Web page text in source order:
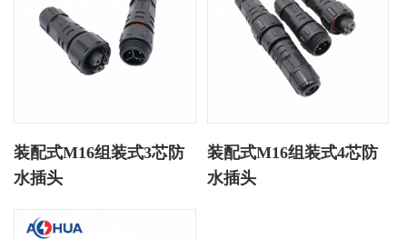
装配式M16组装式3芯防
水插头
装配式M16组装式4芯防
水插头